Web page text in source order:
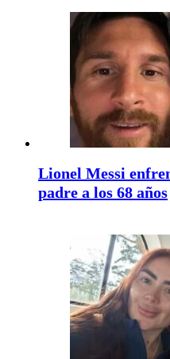
Lionel Messi
padre a los 68 años